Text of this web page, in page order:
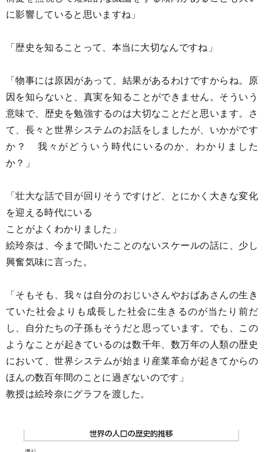
に影響していると思いますね」
「歴史を知ることって、本当に大切なんですね」
「物事には原因があって、結果があるわけですからね。原
因を知らないと、真実を知ることができません。そういう
意味で、歴史を勉強するのは大切なことだと思います。さ
て、長々と世界システムのお話をしましたが、いかがです
か？ 我々がどういう時代にいるのか、わかりました
か？」
「壮大な話で目が回りそうですけど、とにかく大きな変化
を迎える時代にいる
ことがよくわかりました」
絵玲奈は、今まで聞いたことのないスケールの話に、少し
興奮気味に言った。
「そもそも、我々は自分のおじいさんやおばあさんの生き
ていた社会よりも成長した社会に生きるのが当たり前だ
し、自分たちの子孫もそうだと思っています。でも、この
ようなことが起きているのは数千年、数万年の人類の歴史
において、世界システムが始まり産業革命が起きてからの
ほんの数百年間のことに過ぎないのです」
教授は絵玲奈にグラフを渡した。